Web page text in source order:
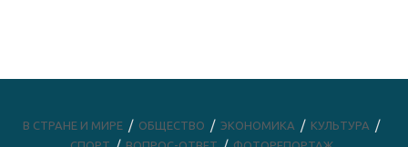
В СТРАНЕ И МИРЕ ОБЩЕСТВО ЭКОНОМИКА
КУЛЬТУРА